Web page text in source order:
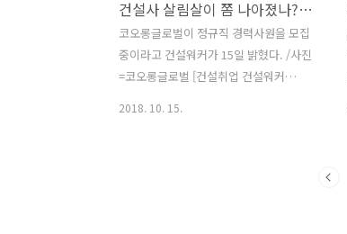
▲TOEIC 700점 이상 또는 토익스피킹 레
벨5급 이상(유효기간 성적에 한함, 해외
학위 취득자는 불필요) ▲남자의 경우 병
역필 또는 면제자 ▲해외여행에 결격사유
기관..
건설사 살림살이 쫌 나아졌나?…코오롱글로벌 등 정규직 채용 '눈길'
코오롱글로벌이 정규직 경력사원을 모집
중이라고 건설워커가 15일 밝혔다. /사진
=코오롱글로벌 [건설취업 건설워커
2018. 10. 15.